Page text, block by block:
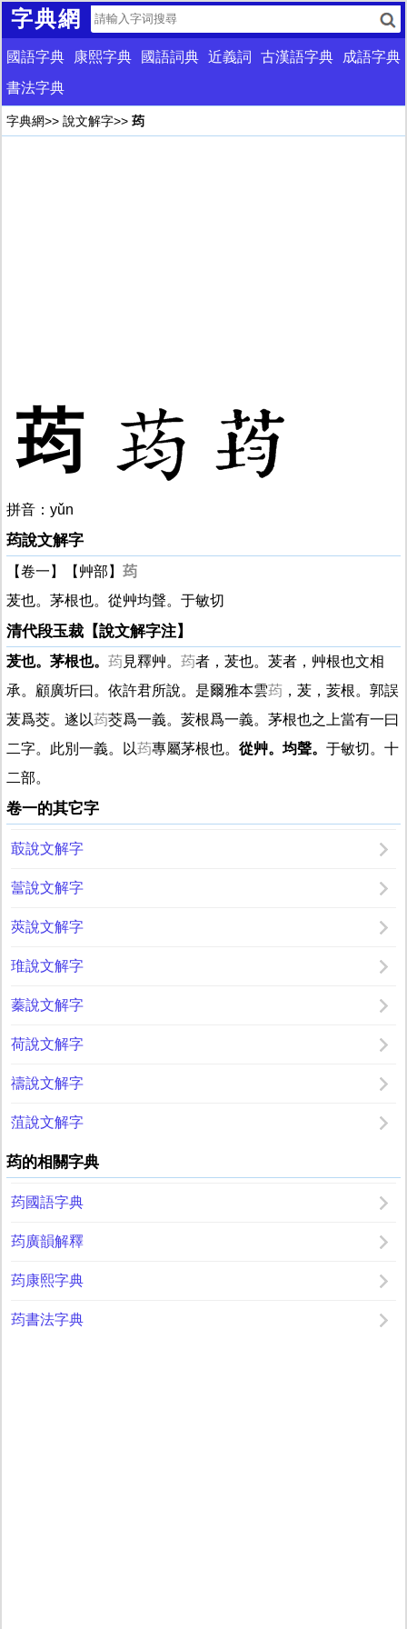
字典網
國語字典 康熙字典 國語詞典 近義詞 古漢語字典
成語字典
書法字典
字典網>> 說文解字>> 荺
荺
拼音：yǔn
荺說文解字
【卷一】【艸部】 荺
茇也。茅根也。從艸均聲。于敏切
清代段玉裁【說文解字注】
茇也。茅根也。 荺見釋艸。 荺者，茇也。茇者，艸根也文相
承。顧廣圻曰。依許君所說。是爾雅本雲荺 ，茇，荄根。郭誤
茇爲茭。遂以荺茭爲一義。荄根爲一義。茅根也之上當有一曰
二字。此別一義。以荺專屬茅根也。 從艸。均聲。 于敏切。十
二部。
卷一的其它字
菆說文解字
䔰說文解字
莢說文解字
琟說文解字
蓁說文解字
荷說文解字
禱說文解字
菹說文解字
荺的相關字典
荺國語字典
荺廣韻解釋
荺康熙字典
荺書法字典